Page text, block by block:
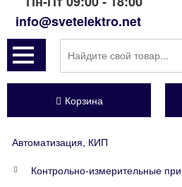
info@svetelektro.net
Корзина
Автоматизация, КИП
Контрольно-измерительные